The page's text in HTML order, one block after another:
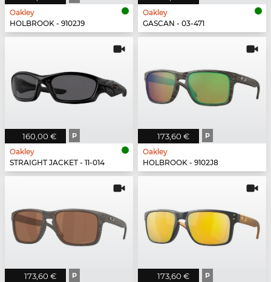
Oakley
HOLBROOK - 9102J9
Oakley
GASCAN - 03-471
160,00 € P
Oakley
STRAIGHT JACKET - 11-014
173,60 € P
Oakley
HOLBROOK - 9102J8
173,60 € P 173,60 € P